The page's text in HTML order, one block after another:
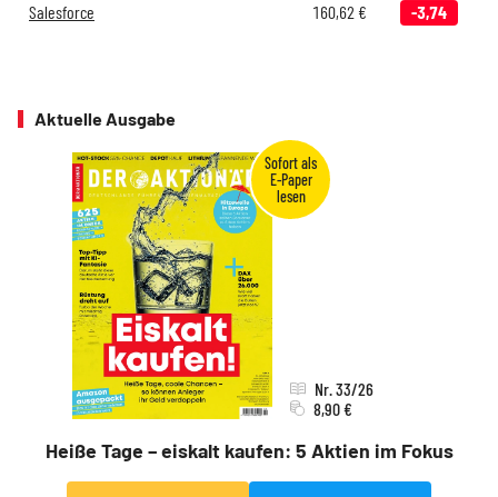
Salesforce 160,62 € -3,74
Aktuelle Ausgabe
Heiße Tage – eiskalt kaufen: 5 Aktien im Fokus
Nr. 33/26
8,90 €